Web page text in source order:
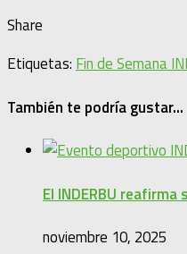
Share
Etiquetas:Fin de Semana
También te podría gustar...
El INDERBU
noviembre 10, 2025